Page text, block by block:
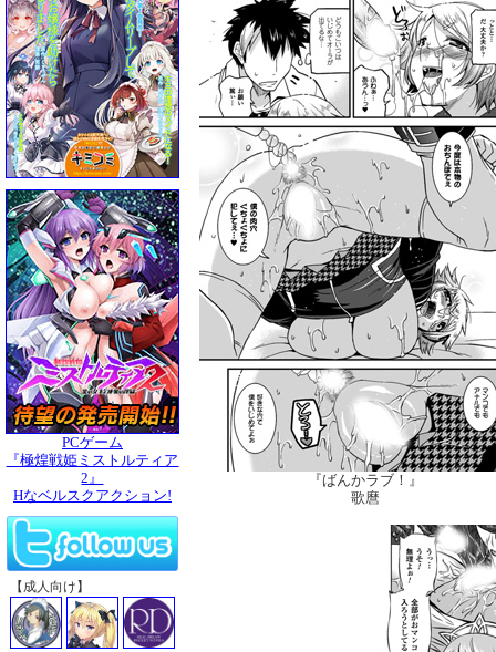
PCゲーム
『極煌戦姫ミストルティア
2』
Hなベルスクアクション!
【成人向け】
『ばんかラブ！』
歌麿